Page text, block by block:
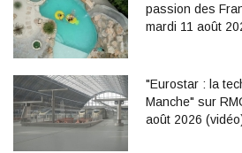
passion des
mardi 11 août
"Eurostar : la
Manche" sur
août 2026